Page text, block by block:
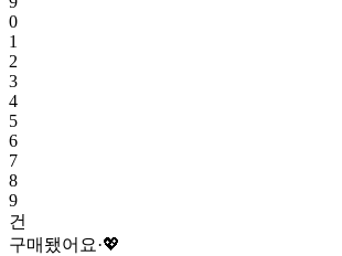
0
1
2
3
4
5
6
7
8
9
건
구매됐어요·💖